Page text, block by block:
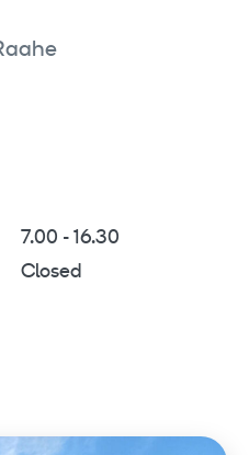
7.00 - 16.30
Closed